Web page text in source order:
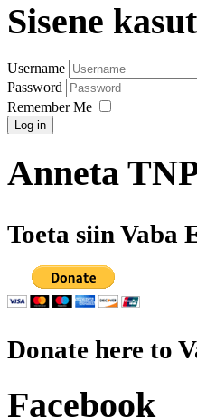
Sisene
Username
Password
Remember Me
Log in
Anneta
Toeta siin Vaba
Donate here to
Facebook